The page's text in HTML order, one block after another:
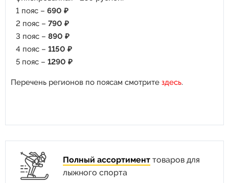
1 пояс – 690 ₽
2 пояс – 790 ₽
3 пояс – 890 ₽
4 пояс – 1150 ₽
5 пояс – 1290 ₽
Перечень регионов по поясам смотрите здесь.
Полный ассортимент товаров для
лыжного спорта